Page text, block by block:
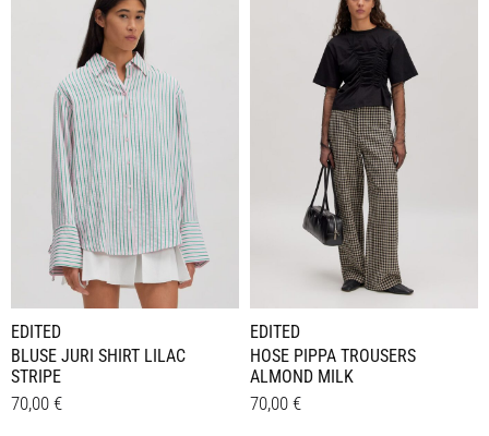
mehrere
Varianten
auf.
Die
Optionen
können
auf
der
Produktseite
gewählt
werden
mehrere
Varianten
auf.
Optionen
können
auf
der
Produktseite
gewählt
EDITED
BLUSE JURI SHIRT LILAC
STRIPE
70,00 €
EDITED
HOSE PIPPA TROUSERS
ALMOND MILK
70,00 €